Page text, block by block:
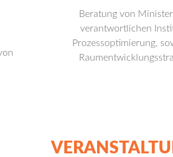
Beratung von
verantwortlichen
Prozessoptimierung,